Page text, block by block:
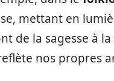
mettant en
de la sagesse à
nos propres